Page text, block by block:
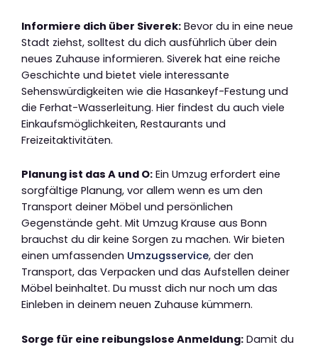
Informiere dich über Siverek: Bevor du in eine neue
Stadt ziehst, solltest du dich ausführlich über dein
neues Zuhause informieren. Siverek hat eine reiche
Geschichte und bietet viele interessante
Sehenswürdigkeiten wie die Hasankeyf-Festung und
die Ferhat-Wasserleitung. Hier findest du auch viele
Einkaufsmöglichkeiten, Restaurants und
Freizeitaktivitäten.
Planung ist das A und O: Ein Umzug erfordert eine
sorgfältige Planung, vor allem wenn es um den
Transport deiner Möbel und persönlichen
Gegenstände geht. Mit Umzug Krause aus Bonn
brauchst du dir keine Sorgen zu machen. Wir bieten
einen umfassenden Umzugsservice, der den
Transport, das Verpacken und das Aufstellen deiner
Möbel beinhaltet. Du musst dich nur noch um das
Einleben in deinem neuen Zuhause kümmern.
Sorge für eine reibungslose Anmeldung: Damit du